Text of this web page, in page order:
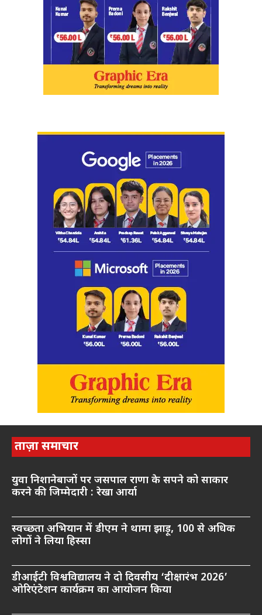
ताज़ा समाचार
युवा निशानेबाजों पर जसपाल राणा के सपने को साकार
करने की जिम्मेदारी : रेखा आर्या
स्वच्छता अभियान में डीएम ने थामा झाड़ू, 100 से अधिक
लोगों ने लिया हिस्सा
डीआईटी विश्वविद्यालय ने दो दिवसीय ‘दीक्षारंभ 2026’
ओरिएंटेशन कार्यक्रम का आयोजन किया